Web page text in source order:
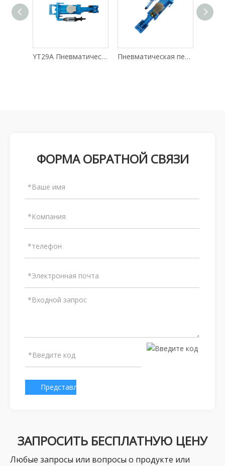
YT29A Пневматический перфоратор с пневматической опорой Пневматическая перфоратор YT24 с воздушной опорой
ФОРМА ОБРАТНОЙ СВЯЗИ
Представлено
ЗАПРОСИТЬ БЕСПЛАТНУЮ ЦЕНУ
Любые запросы или вопросы о продукте или